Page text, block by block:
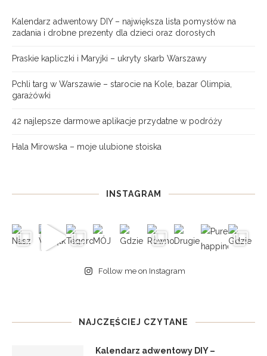
Kalendarz adwentowy DIY – największa lista pomysłów na
zadania i drobne prezenty dla dzieci oraz dorosłych
Praskie kapliczki i Maryjki – ukryty skarb Warszawy
Pchli targ w Warszawie – starocie na Kole, bazar Olimpia,
garażówki
42 najlepsze darmowe aplikacje przydatne w podróży
Hala Mirowska – moje ulubione stoiska
INSTAGRAM
Follow me on Instagram
NAJCZĘŚCIEJ CZYTANE
Kalendarz adwentowy DIY –